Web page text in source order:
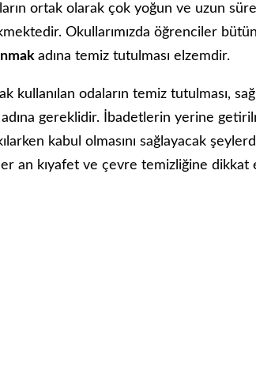
ortak olarak çok yoğun ve uzun
Okullarımızda öğrenciler
adına temiz tutulması elzemdir.
kullanılan odaların temiz tutulması,
adına gereklidir. İbadetlerin yerine
kabul olmasını sağlayacak
an kıyafet ve çevre temizliğine